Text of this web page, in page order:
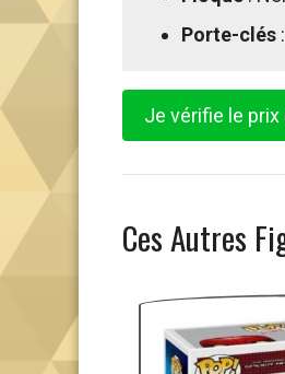
Porte-clés
Je vérifie le
Ces Autres